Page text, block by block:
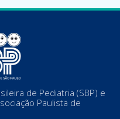
de Pediatria (SBP) e
Paulista de